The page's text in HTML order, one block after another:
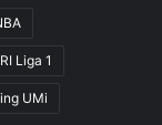
Liga 1
UMi